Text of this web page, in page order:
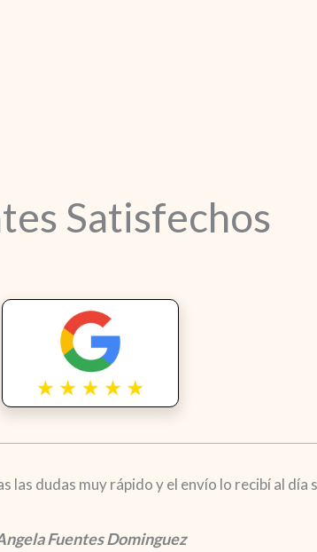
Satisfechos
dudas muy rápido y el envío lo recibí al
Fuentes Dominguez